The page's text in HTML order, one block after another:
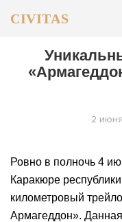
CIVITAS
ОБЩЕСТВО
2
Ровно в полночь 4
Каракюре
километровый
Армагеддон».